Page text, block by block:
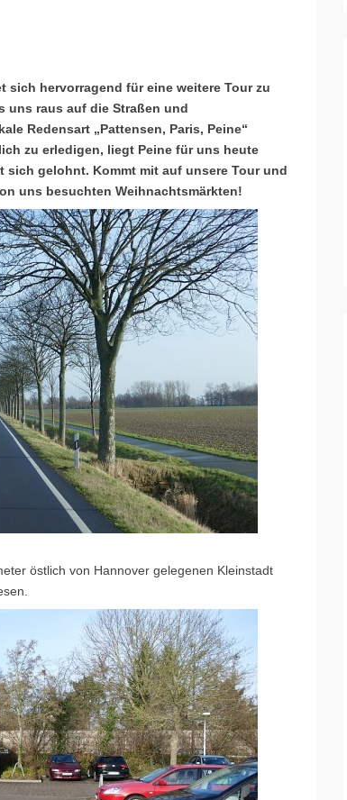
hervorragend für eine weitere Tour zu
uns raus auf die Straßen und
Redensart „Pattensen, Paris, Peine“
zu erledigen, liegt Peine für uns heute
sich gelohnt. Kommt mit auf unsere Tour und
uns besuchten Weihnachtsmärkten!
östlich von Hannover gelegenen Kleinstadt